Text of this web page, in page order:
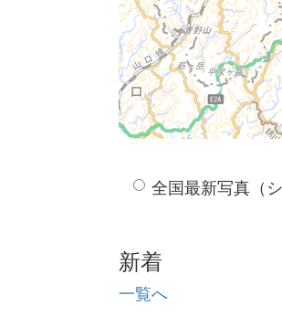
全国最新写真（
新着
一覧へ